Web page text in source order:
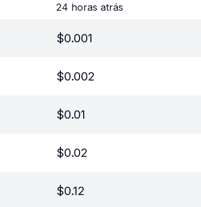
24 horas atrás
$0.001
$0.002
$0.01
$0.02
$0.12